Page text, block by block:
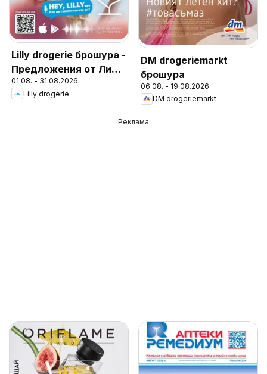
Lilly drogerie брошура -
Предложения от Лили
Дрогерие
01.08. - 31.08.2026
Lilly drogerie
DM drogeriemarkt
брошура
06.08. - 19.08.2026
DM drogeriemarkt
Реклама